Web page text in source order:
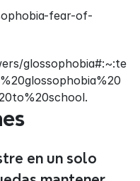
fear-of-
glossophobia#:~:te
en un solo